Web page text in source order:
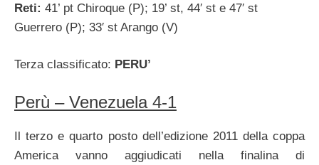
Reti: 41’ pt Chiroque (P); 19’ st, 44′ st e 47′ st
Guerrero (P); 33′ st Arango (V)
Terza classificato: PERU’
Perù – Venezuela 4-1
Il terzo e quarto posto dell’edizione 2011 della coppa
America vanno aggiudicati nella finalina di